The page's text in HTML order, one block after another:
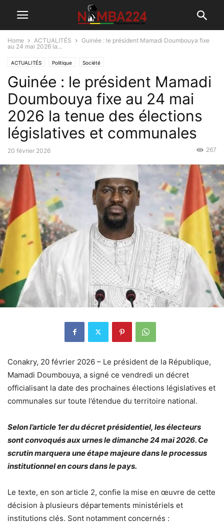
Home ACTUALITÉS
Guinée : le président Mamadi Doumbouya fixe
au 24 mai 2026 la...
ACTUALITÉS Politique Société
Guinée : le président Mamadi
Doumbouya fixe au 24 mai
2026 la tenue des élections
législatives et communales
20 février 2026 267
Conakry, 20 février 2026 – Le président de la République,
Mamadi Doumbouya, a signé ce vendredi un décret
officialisant la date des prochaines élections législatives et
communales sur toute l’étendue du territoire national.
Selon l’article 1er du décret présidentiel, les électeurs
sont convoqués aux urnes le dimanche 24 mai 2026. Ce
scrutin marquera une étape majeure dans le processus
institutionnel en cours dans le pays.
Le texte, en son article 2, confie la mise en œuvre de cette
décision à plusieurs départements ministériels et
institutions clés. Sont notamment concernés :